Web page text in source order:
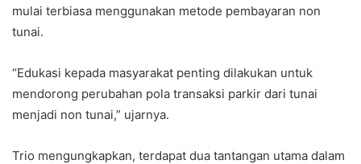
mulai terbiasa menggunakan metode pembayaran non
tunai.
“Edukasi kepada masyarakat penting dilakukan untuk
mendorong perubahan pola transaksi parkir dari tunai
menjadi non tunai,” ujarnya.
Trio mengungkapkan, terdapat dua tantangan utama dalam